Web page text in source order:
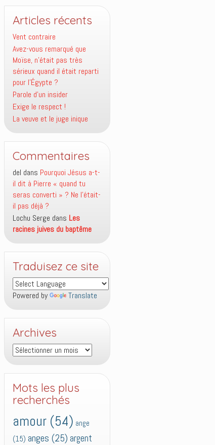
Articles récents
Vent contraire
Avez-vous remarqué que
Moïse, n’était pas très
sérieux quand il était reparti
pour l’Égypte ?
Parole d’un insider
Exige le respect !
La veuve et le juge inique
Commentaires
del dans Pourquoi Jésus a-t-
il dit à Pierre « quand tu
seras converti » ? Ne l’était-
il pas déjà ?
Lochu Serge dans Les
racines juives du baptême
Traduisez ce site
Powered by Translate
Archives
Archives
Mots les plus
recherchés
amour (54) ange
(15) anges (25) argent